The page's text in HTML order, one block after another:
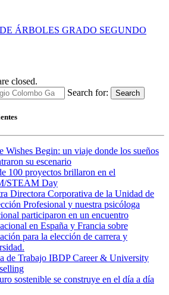
ÁRBOLES GRADO SEGUNDO
closed.
Search for:
Search
Wishes Begin: un viaje donde los sueños
su escenario
100 proyectos brillaron en el
STEAM Day
Directora Corporativa de la Unidad de
Profesional y nuestra psicóloga
participaron en un encuentro
en España y Francia sobre
para la elección de carrera y
de Trabajo IBDP Career & University
sostenible se construye en el día a día